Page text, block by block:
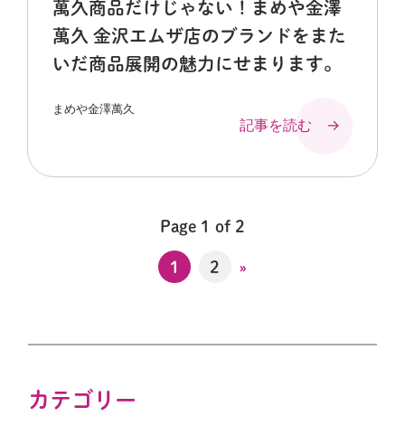
萬久商品だけじゃない！まめや金澤
萬久 金沢エムザ店のブランドをまた
いだ商品展開の魅力にせまります。
まめや金澤萬久
記事を読む →
Page 1 of 2
1 2 »
カテゴリー